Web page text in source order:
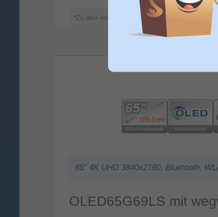
*Zu den vollständigen Teilnahmebedingungen
65'' 4K UHD 3840x2160, Bluetooth,
OLED65G69LS mit